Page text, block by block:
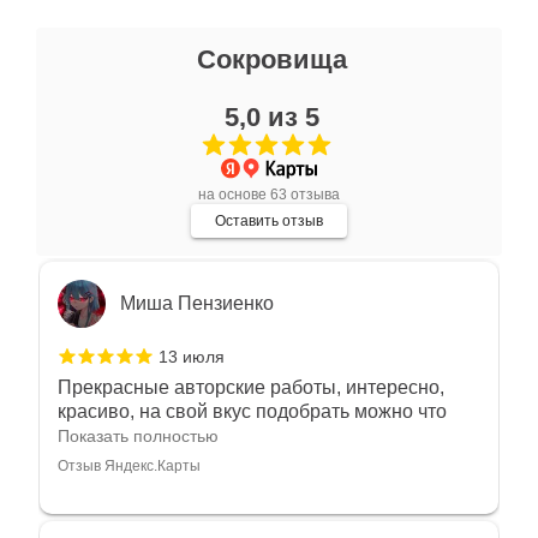
Сокровища
5,0 из 5
на основе 63 отзыва
Оставить отзыв
Очень большой выбор украшений! Каждое -
индивидуально и завораживает своей
красотой! Трудно не купить всё! Спасибо!
Отзыв Яндекс.Карты
Миша Пензиенко
13 июля
Прекрасные авторские работы, интересно,
красиво, на свой вкус подобрать можно что
угодно
Показать полностью
Отзыв Яндекс.Карты